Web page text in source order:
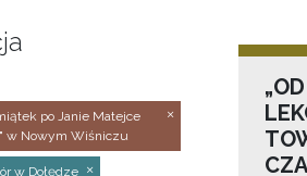
po Janie Matejce
w Nowym Wiśniczu
w Dołędze